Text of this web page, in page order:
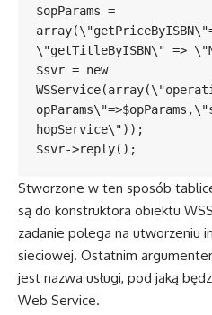
$opParams =
\"getTitleByISBN\" =>
$svr = new
hopService\"));
Stworzone w ten sposób
są do konstruktora obiektu
zadanie polega na utworzeniu
sieciowej. Ostatnim
jest nazwa usługi, pod jaką
Web Service.